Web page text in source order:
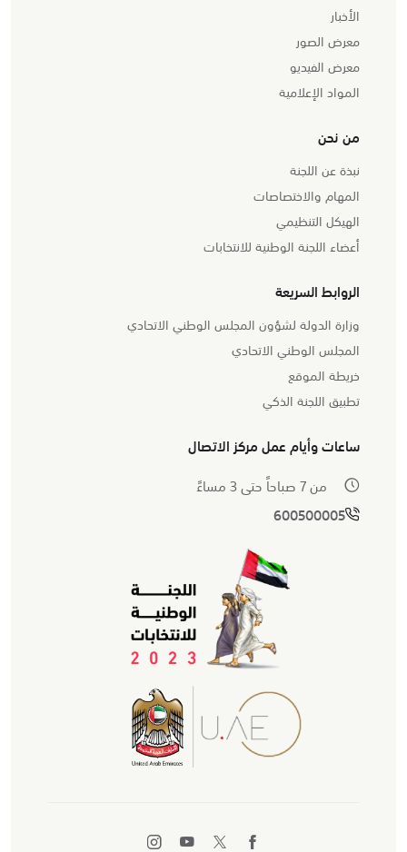
الأخبار
معرض الصور
معرض الفيديو
المواد الإعلامية
من نحن
نبذة عن اللجنة
المهام والاختصاصات
الهيكل التنظيمي
أعضاء اللجنة الوطنية للانتخابات
الروابط السريعة
وزارة الدولة لشؤون المجلس الوطني الاتحادي
المجلس الوطني الاتحادي
خريطة الموقع
تطبيق اللجنة الذكي
ساعات وأيام عمل مركز الاتصال
من 7 صباحاً حتى 3 مساءً
600500005